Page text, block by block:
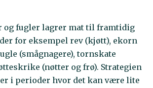
og fugler lagrer mat til framtidig
for eksempel rev (kjøtt), ekorn
(smågnagere), tornskate
(nøtter og frø). Strategien
i perioder hvor det kan være lite